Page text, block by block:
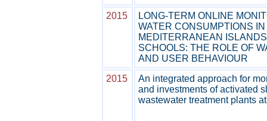
2015
LONG-TERM ONLINE
WATER CONSUMPTIONS
MEDITERRANEAN
SCHOOLS: THE ROLE OF
AND USER BEHAVIOUR
2015
An integrated approach for
and investments of activated
wastewater treatment plants